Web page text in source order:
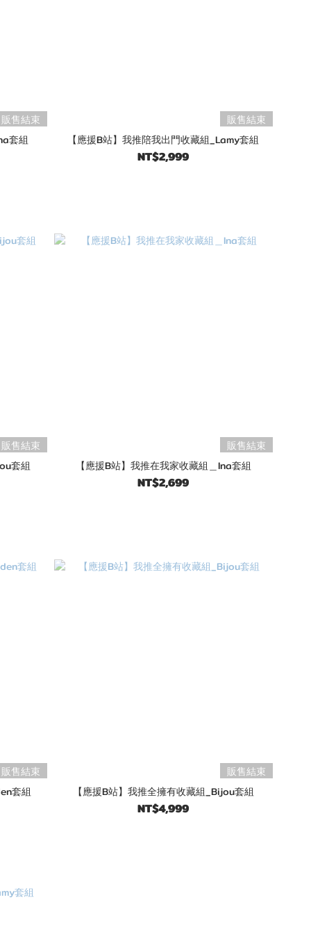
販售結束
套組
販售結束
【應援B站】我推陪我出門收藏組_Lamy套組
NT$2,999
販售結束
套組
販售結束
【應援B站】我推在我家收藏組＿Ina套組
NT$2,699
販售結束
套組
販售結束
【應援B站】我推全擁有收藏組_Bijou套組
NT$4,999